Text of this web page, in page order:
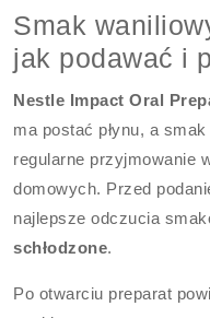
Smak
jak podawać i
Nestle Impact Oral
ma postać płynu, a
regularne przyjmowanie
domowych. Przed
najlepsze odczucia
schłodzone.
Po otwarciu preparat